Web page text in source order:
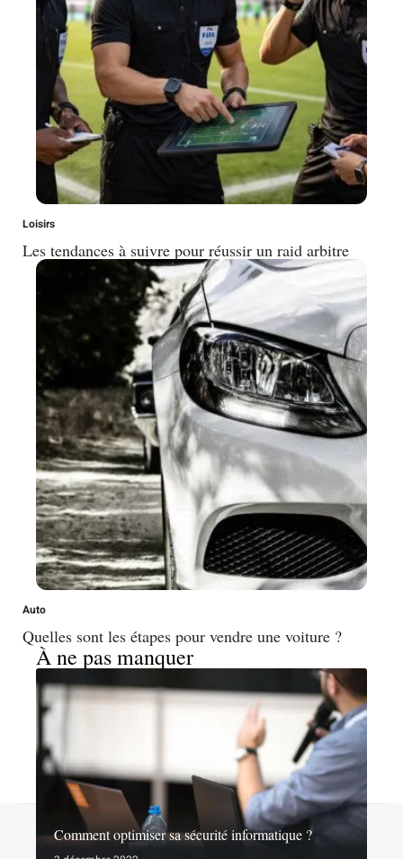
Loisirs
Les tendances à suivre pour réussir un raid arbitre
Auto
Quelles sont les étapes pour vendre une voiture ?
À ne pas manquer
Comment optimiser sa sécurité informatique ?
Contact Mentions légales Sitemap